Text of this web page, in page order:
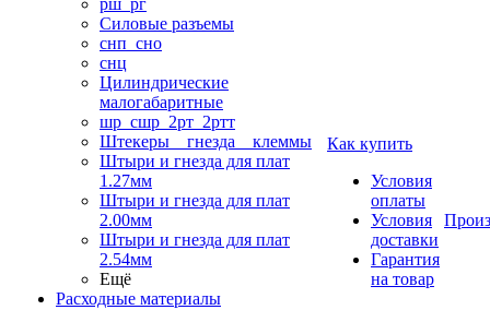
рш_рг
Силовые разъемы
снп_сно
снц
Цилиндрические
малогабаритные
шр_сшр_2рт_2ртт
Штекеры _ гнезда _ клеммы
Штыри и гнезда для плат
1.27мм
Штыри и гнезда для плат
2.00мм
Штыри и гнезда для плат
2.54мм
Ещё
Расходные материалы
Как купить
Условия
оплаты
Условия
доставки
Гарантия
на товар